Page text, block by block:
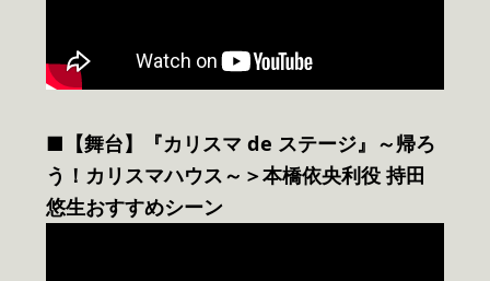
■【舞台】『カリスマ de ステージ』～帰ろ
う！カリスマハウス～＞本橋依央利役 持田
悠生おすすめシーン